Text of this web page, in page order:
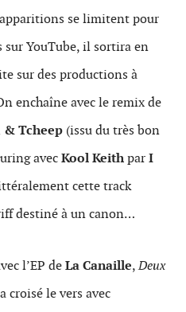
apparitions se limitent pour
sur YouTube, il sortira en
sur des productions à
enchaîne avec le remix de
& Tcheep (issu du très bon
avecKool KeithparI
cette track
destiné à un canon…
l’EP deLa Canaille,Deux
croisé le vers avec